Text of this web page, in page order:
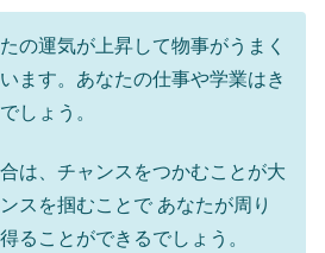
の運気が上昇して物事がうまく
ます。あなたの仕事や学業はき
しょう。
は、チャンスをつかむことが大
スを掴むことで あなたが周り
ることができるでしょう。